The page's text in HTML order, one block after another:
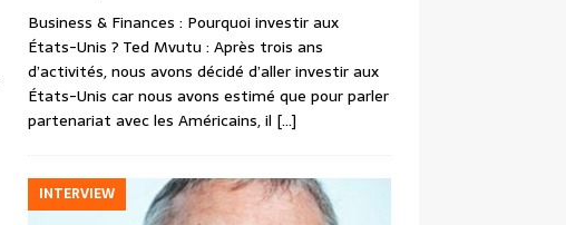
Business & Finances : Pourquoi investir aux
États-Unis ? Ted Mvutu : Après trois ans
d’activités, nous avons décidé d’aller investir aux
États-Unis car nous avons estimé que pour parler
partenariat avec les Américains, il […]
INTERVIEW